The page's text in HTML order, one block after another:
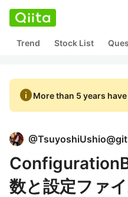
Trend Stock List
infoMore than 5 years
@
数と設定ファ